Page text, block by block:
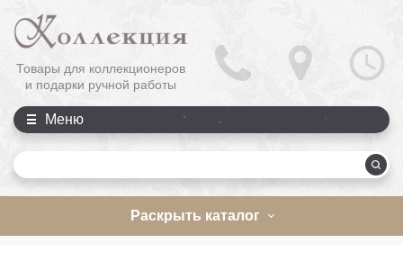
Товары для коллекционеров
и подарки ручной работы
Меню
Раскрыть каталог